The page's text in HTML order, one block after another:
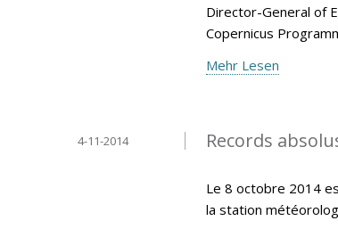
Director-General of
Copernicus
Mehr Lesen
Records
4-11-2014
Le 8 octobre 2014
la station